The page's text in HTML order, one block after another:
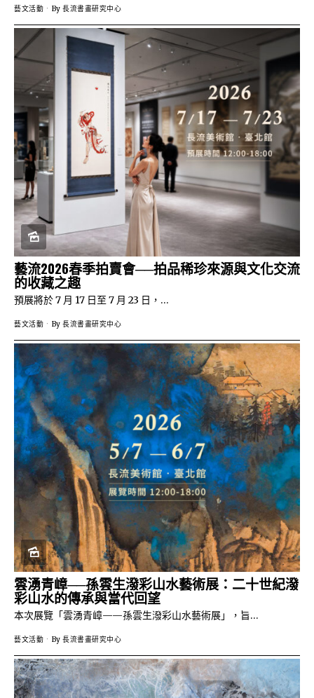
藝文活動 By 長流書畫研究中心
藝流2026春季拍賣會──拍品稀珍來源與文化交流
的收藏之趣
預展將於 7 月 17 日至 7 月 23 日，…
藝文活動 By 長流書畫研究中心
雲湧青嶂──孫雲生潑彩山水藝術展：二十世紀潑
彩山水的傳承與當代回望
本次展覽「雲湧青嶂——孫雲生潑彩山水藝術展」，旨…
藝文活動 By 長流書畫研究中心